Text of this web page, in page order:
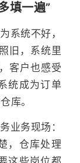
填一遍”
系统不好，
旧，系统里
客户也感受
统成为订单
库。
业务现场：
，仓库处理